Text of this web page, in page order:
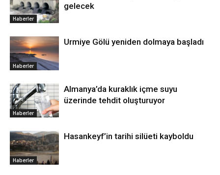
Haberler
gelecek
Haberler
Urmiye Gölü yeniden dolmaya başladı
Haberler
Almanya’da kuraklık içme suyu
üzerinde tehdit oluşturuyor
Haberler
Hasankeyf’in tarihi silüeti kayboldu